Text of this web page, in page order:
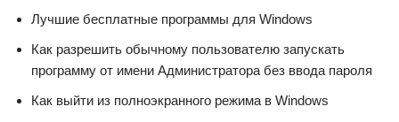
Лучшие бесплатные программы для Windows
Как разрешить обычному пользователю запускать
программу от имени Администратора без ввода пароля
Как выйти из полноэкранного режима в Windows